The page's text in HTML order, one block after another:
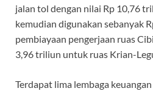
jalan tol dengan nilai Rp 10,76
kemudian digunakan sebanyak
pembiayaan pengerjaan ruas
3,96 triliun untuk ruas Krian-
Terdapat lima lembaga